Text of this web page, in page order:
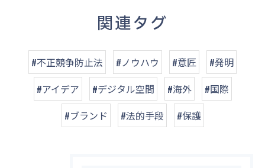
関連タグ
#不正競争防止法 #ノウハウ #意匠
#発明
#アイデア
#デジタル空間 #海外
#国際
#ブランド
#法的手段 #保護